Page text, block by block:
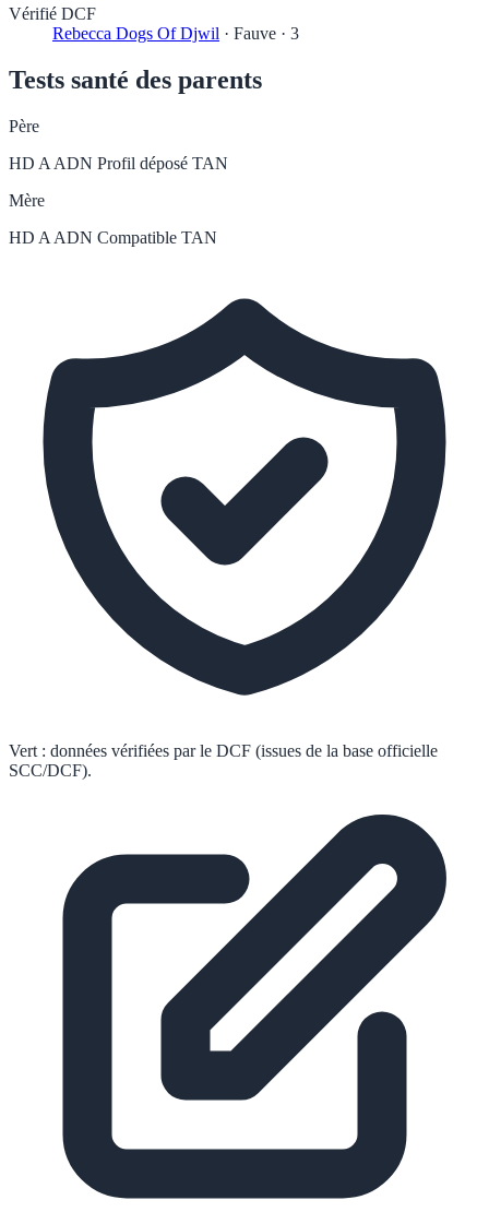
Vérifié DCF
Rebecca Dogs Of Djwil · Fauve · 3
Tests santé des parents
Père
HD A ADN Profil déposé TAN
Mère
HD A ADN Compatible TAN
Vert : données vérifiées par le DCF (issues de la base officielle
SCC/DCF).